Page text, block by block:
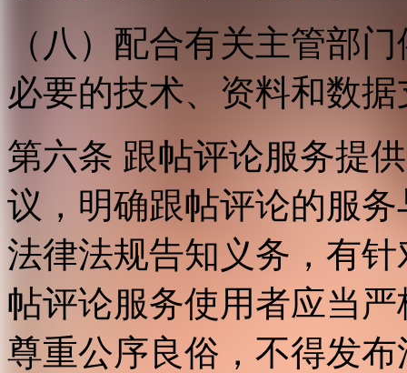
（八）配合有关主管部
必要的技术、资料和数
第六条 跟帖评论服务提
议，明确跟帖评论的服
法律法规告知义务，有
帖评论服务使用者应当
尊重公序良俗，不得发